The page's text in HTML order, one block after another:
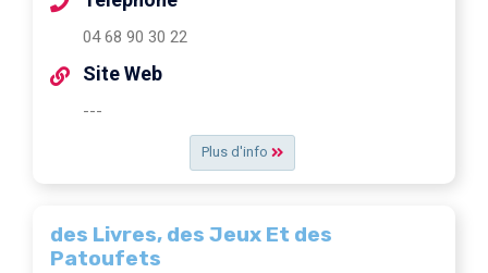
Plus d'info
04 68 90 30 22
Site Web
---
des Livres, des Jeux Et des
Patoufets